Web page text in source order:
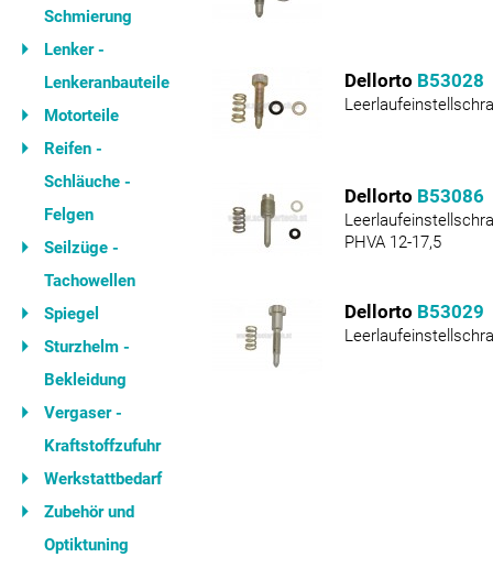
Schmierung
Lenker -
Lenkeranbauteile
Motorteile
Reifen -
Schläuche -
Felgen
Seilzüge -
Tachowellen
Spiegel
Sturzhelm -
Bekleidung
Vergaser -
Kraftstoffzufuhr
Werkstattbedarf
Zubehör und
Optiktuning
Dellorto B53028
Dellorto B53086
PHVA 12-17,5
Dellorto B53029